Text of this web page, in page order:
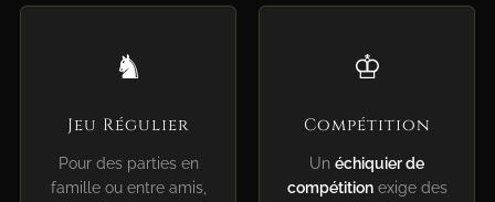
♞
Jeu Régulier
Pour des parties en
famille ou entre amis,
♔
Compétition
Un échiquier de
compétitionexige des